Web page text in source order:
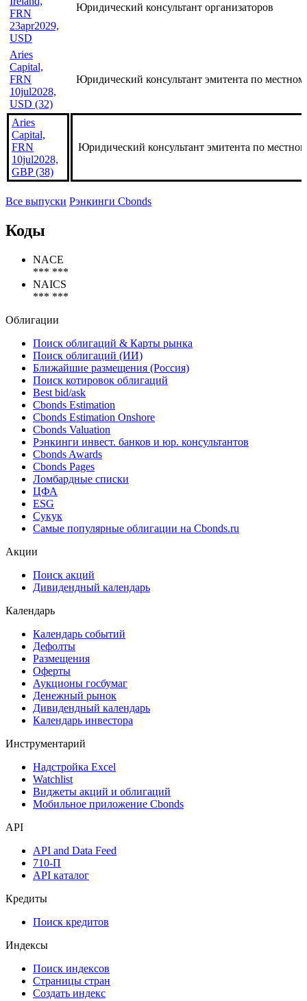
FRN
23apr2029,
USD
Юридический консультант организаторов
Aries
Capital,
FRN
10jul2028,
USD (32)
Юридический консультант эмитента по
Aries
Capital,
FRN
10jul2028,
GBP (38)
Юридический консультант эмитента по
Все выпуски Рэнкинги Cbonds
Коды
NACE
*** ***
NAICS
*** ***
Облигации
Поиск облигаций & Карты рынка
Поиск облигаций (ИИ)
Ближайшие размещения (Россия)
Поиск котировок облигаций
Best bid/ask
Cbonds Estimation
Cbonds Estimation Onshore
Cbonds Valuation
Рэнкинги инвест. банков и юр. консультантов
Cbonds Awards
Cbonds Pages
Ломбардные списки
ЦФА
ESG
Сукук
Самые популярные облигации на Cbonds.ru
Акции
Поиск акций
Дивидендный календарь
Календарь
Календарь событий
Дефолты
Размещения
Оферты
Аукционы госбумаг
Денежный рынок
Дивидендный календарь
Календарь инвестора
Инструментарий
Надстройка Excel
Watchlist
Виджеты акций и облигаций
Мобильное приложение Cbonds
API
API and Data Feed
710-П
API каталог
Кредиты
Поиск кредитов
Индексы
Поиск индексов
Страницы стран
Создать индекс